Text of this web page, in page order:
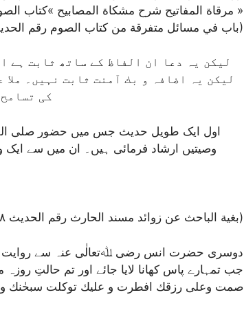
(مرقاة المفاتيح شرح مشكاة المصابيح »كتاب الصوم »
باب في مسائل متفرقة من كتاب الصوم رقم الحدیث 1994)
لیکن یہ دعا ان الفاظ کے ساتھ ثابت ہے
لیکن یہ اضافہ و بك آمنت ثابت نہیں۔
کی
اول ایک طویل حدیث جس میں حضور صلی
وصیتیں ارشاد فرمائی ہیں۔ ان میں سے
(بغية الباحث عن زوائد مسند الحارث رقم الحديث ٤٦٨)
دوسری حضرت انس رضی ﷲتعالٰی عنہ سے روایت
جب تمہارے پاس کھانا لایا جائے اور تم حالتِ
صمت وعلی رزقك افطرت و علیك توکلت سبحٰنك